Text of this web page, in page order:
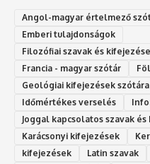
Angol-magyar értelmező
Emberi tulajdonságok
Filozófiai szavak és
Francia - magyar szótár
Geológiai kifejezések szótára
Időmértékes verselés
Joggal kapcsolatos szavak
Karácsonyi kifejezések
kifejezések
Latin szavak